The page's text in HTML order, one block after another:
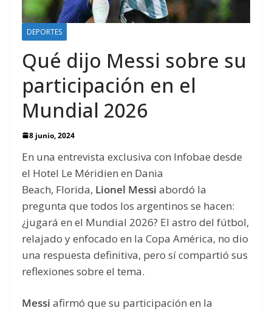
DEPORTES
Qué dijo Messi sobre su
participación en el
Mundial 2026
8 junio, 2024
En una entrevista exclusiva con Infobae desde
el Hotel Le Méridien en Dania
Beach, Florida, Lionel Messi abordó la
pregunta que todos los argentinos se hacen:
¿jugará en el Mundial 2026? El astro del fútbol,
relajado y enfocado en la Copa América, no dio
una respuesta definitiva, pero sí compartió sus
reflexiones sobre el tema.
Messi afirmó que su participación en la